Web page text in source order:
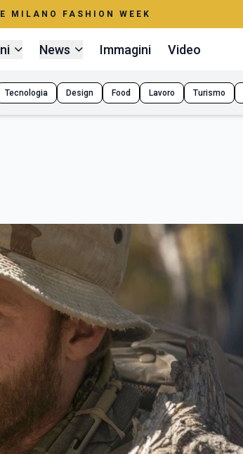
MILANO FASHION WEEK
News Immagini Video
Tecnologia Design Food Lavoro Turismo